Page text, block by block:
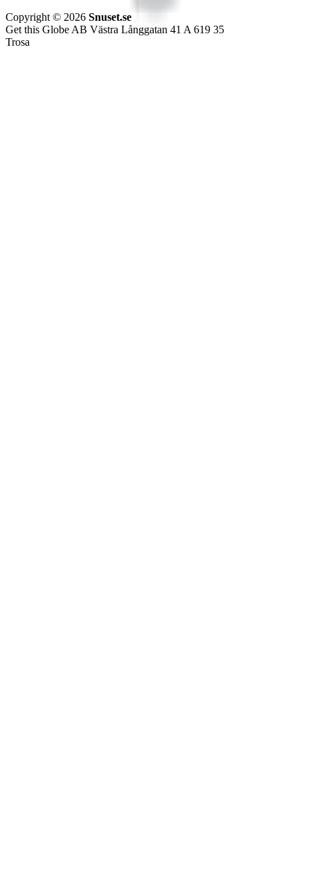
Copyright © 2026 Snuset.se
Get this Globe AB Västra Långgatan 41 A 619 35
Trosa